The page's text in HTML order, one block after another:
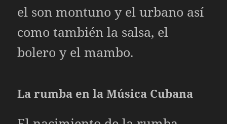
el son montuno y el urbano así
como también la salsa, el
bolero y el mambo.
La rumba en la Música Cubana